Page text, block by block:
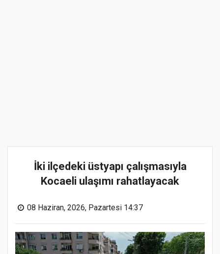
İki ilçedeki üstyapı çalışmasıyla
Kocaeli ulaşımı rahatlayacak
08 Haziran, 2026, Pazartesi 14:37